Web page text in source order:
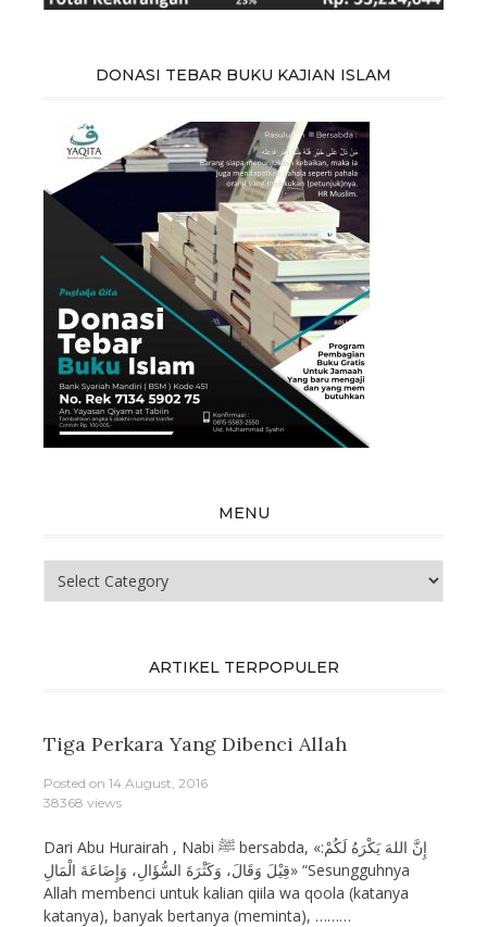
DONASI TEBAR BUKU KAJIAN ISLAM
MENU
Menu
ARTIKEL TERPOPULER
Tiga Perkara Yang Dibenci Allah
Posted on 14 August, 2016
38368 views
Dari Abu Hurairah , Nabi ﷺ bersabda, «إِنَّ اللهَ يَكْرَهُ لَكُمْ:
قِيْلَ وَقَالَ، وَكَثْرَةَ السُّؤَالِ، وَإِضَاعَةَ الْمَالِ» “Sesungguhnya
Allah membenci untuk kalian qiila wa qoola (katanya
katanya), banyak bertanya (meminta), ………